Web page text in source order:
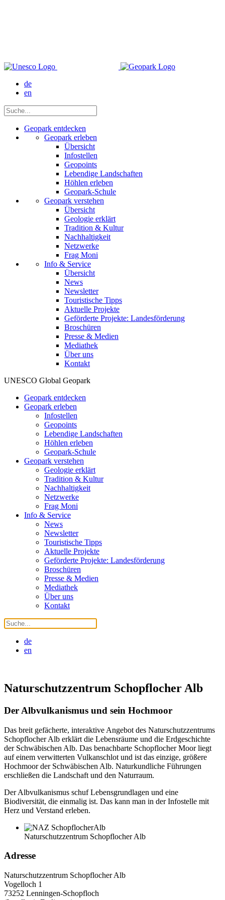
de
en
Geopark entdecken
Geopark erleben
Übersicht
Infostellen
Geopoints
Lebendige Landschaften
Höhlen erleben
Geopark-Schule
Geopark verstehen
Übersicht
Geologie erklärt
Tradition & Kultur
Nachhaltigkeit
Netzwerke
Frag Moni
Info & Service
Übersicht
News
Newsletter
Touristische Tipps
Aktuelle Projekte
Geförderte Projekte: Landesförderung
Broschüren
Presse & Medien
Mediathek
Über uns
Kontakt
UNESCO Global Geopark
Geopark entdecken
Geopark erleben
Infostellen
Geopoints
Lebendige Landschaften
Höhlen erleben
Geopark-Schule
Geopark verstehen
Geologie erklärt
Tradition & Kultur
Nachhaltigkeit
Netzwerke
Frag Moni
Info & Service
News
Newsletter
Touristische Tipps
Aktuelle Projekte
Geförderte Projekte: Landesförderung
Broschüren
Presse & Medien
Mediathek
Über uns
Kontakt
de
en
Naturschutzzentrum Schopflocher Alb
Der Albvulkanismus und sein Hochmoor
Das breit gefächerte, interaktive Angebot des Naturschutzzentrums
Schopflocher Alb erklärt die Lebensräume und die Erdgeschichte
der Schwäbischen Alb. Das benachbarte Schopflocher Moor liegt
auf einem verwitterten Vulkanschlot und ist das einzige, größere
Hochmoor der Schwäbischen Alb. Naturkundliche Führungen
erschließen die Landschaft und den Naturraum.
Der Albvulkanismus schuf Lebensgrundlagen und eine
Biodiversität, die einmalig ist. Das kann man in der Infostelle mit
Herz und Verstand erleben.
Naturschutzzentrum Schopflocher Alb
Adresse
Naturschutzzentrum Schopflocher Alb
Vogelloch 1
73252 Lenningen-Schopfloch